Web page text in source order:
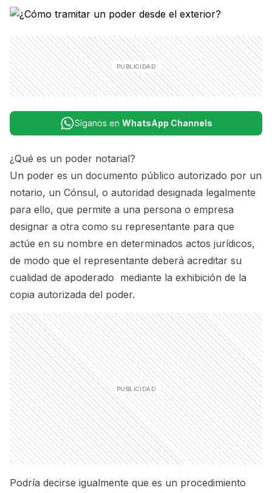
Síganos en WhatsApp Channels
¿Qué es un poder notarial?
Un poder es un documento público autorizado por un
notario, un Cónsul, o autoridad designada legalmente
para ello, que permite a una persona o empresa
designar a otra como su representante para que
actúe en su nombre en determinados actos jurídicos,
de modo que el representante deberá acreditar su
cualidad de apoderado mediante la exhibición de la
copia autorizada del poder.
Podría decirse igualmente que es un procedimiento